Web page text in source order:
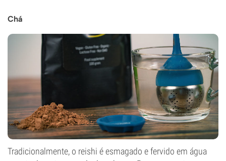
Chá
Tradicionalmente, o reishi é esmagado e fervido em água